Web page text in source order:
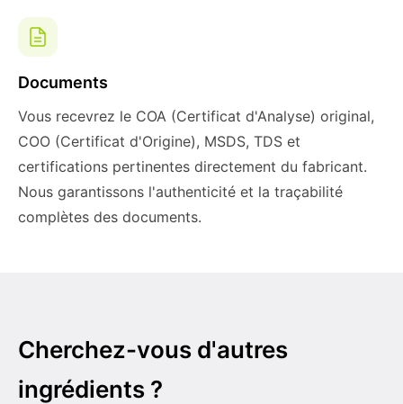
Documents
Vous recevrez le COA (Certificat d'Analyse) original,
COO (Certificat d'Origine), MSDS, TDS et
certifications pertinentes directement du fabricant.
Nous garantissons l'authenticité et la traçabilité
complètes des documents.
Cherchez-vous d'autres
ingrédients ?